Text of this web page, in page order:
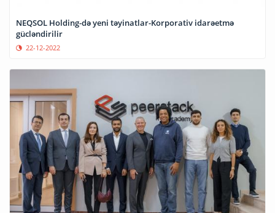
NEQSOL Holding-də yeni təyinatlar-Korporativ idarəetmə
gücləndirilir
22-12-2022